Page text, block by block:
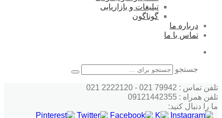
تبلیغات و بازاریابی
گوناگون
درباره ما
تماس با ما
جستجو
تلفن تماس : 79942 021 - 2222120 021
تلفن همراه : 09121442355
ما را دنبال کنید: